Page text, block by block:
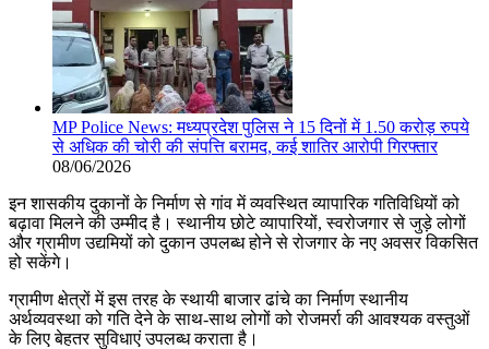
MP Police News: मध्यप्रदेश पुलिस ने 15 दिनों में 1.50 करोड़ रुपये
से अधिक की चोरी की संपत्ति बरामद, कई शातिर आरोपी गिरफ्तार
08/06/2026
इन शासकीय दुकानों के निर्माण से गांव में व्यवस्थित व्यापारिक गतिविधियों को
बढ़ावा मिलने की उम्मीद है। स्थानीय छोटे व्यापारियों, स्वरोजगार से जुड़े लोगों
और ग्रामीण उद्यमियों को दुकान उपलब्ध होने से रोजगार के नए अवसर विकसित
हो सकेंगे।
ग्रामीण क्षेत्रों में इस तरह के स्थायी बाजार ढांचे का निर्माण स्थानीय
अर्थव्यवस्था को गति देने के साथ-साथ लोगों को रोजमर्रा की आवश्यक वस्तुओं
के लिए बेहतर सुविधाएं उपलब्ध कराता है।